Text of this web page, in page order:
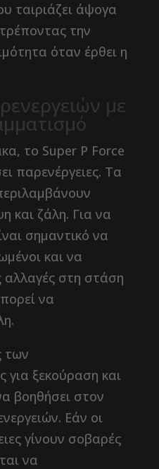
ταιριάζει άψογα
την
όταν έρθει η
με
το Super P Force
παρενέργειες. Τα
και ζάλη. Για να
σημαντικό να
και να
αλλαγές στη στάση
να
των
για ξεκούραση και
βοηθήσει στον
Εάν οι
γίνουν σοβαρές
να